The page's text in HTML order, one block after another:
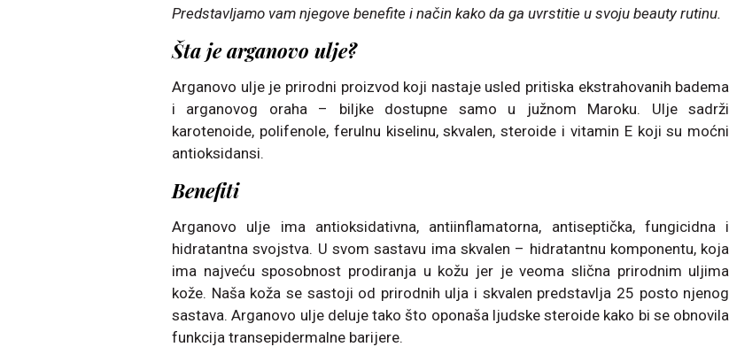
Predstavljamo vam njegove benefite i način kako da ga uvrstitie u svoju beauty rutinu.
Šta je arganovo ulje?
Arganovo ulje je prirodni proizvod koji nastaje usled pritiska ekstrahovanih badema
i arganovog oraha – biljke dostupne samo u južnom Maroku. Ulje sadrži
karotenoide, polifenole, ferulnu kiselinu, skvalen, steroide i vitamin E koji su moćni
antioksidansi.
Benefiti
Arganovo ulje ima antioksidativna, antiinflamatorna, antiseptička, fungicidna i
hidratantna svojstva. U svom sastavu ima skvalen – hidratantnu komponentu, koja
ima najveću sposobnost prodiranja u kožu jer je veoma slična prirodnim uljima
kože. Naša koža se sastoji od prirodnih ulja i skvalen predstavlja 25 posto njenog
sastava. Arganovo ulje deluje tako što oponaša ljudske steroide kako bi se obnovila
funkcija transepidermalne barijere.